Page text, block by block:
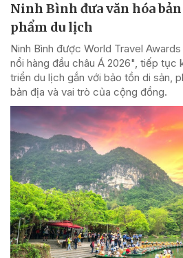
Ninh Bình đưa văn hóa bản
phẩm du lịch
Ninh Bình được World Travel
nổi hàng đầu châu Á 2026", tiếp tục
triển du lịch gắn với bảo tồn di sản,
bản địa và vai trò của cộng đồng.